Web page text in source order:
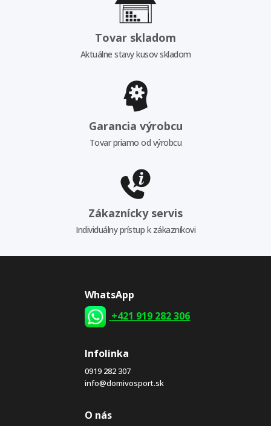
Tovar skladom
Aktuálne stavy kusov skladom
Garancia výrobcu
Tovar priamo od výrobcu
Zákaznícky servis
Individuálny prístup k zákazníkovi
WhatsApp
+421 919 282 306
Infolinka
0919 282 307
info@domivosport.sk
O nás